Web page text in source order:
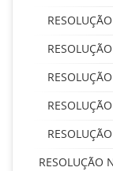
RESOLUÇÃO